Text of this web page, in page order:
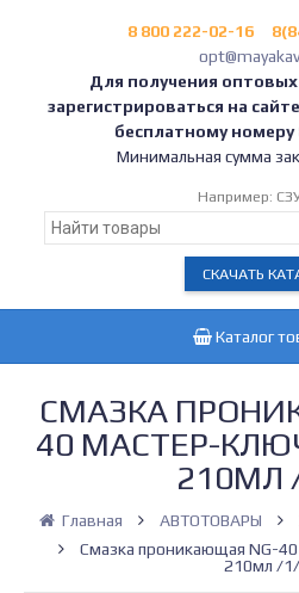
8 800 222-02-16
Для получения
зарегистрироваться на
бесплатному номеру
Минимальная сумма
Например:
СКАЧАТЬ
Каталог
СМАЗКА
40 МАСТЕР-
210МЛ
Главная АВТОТОВАРЫ
Смазка проникающая NG-
210мл /